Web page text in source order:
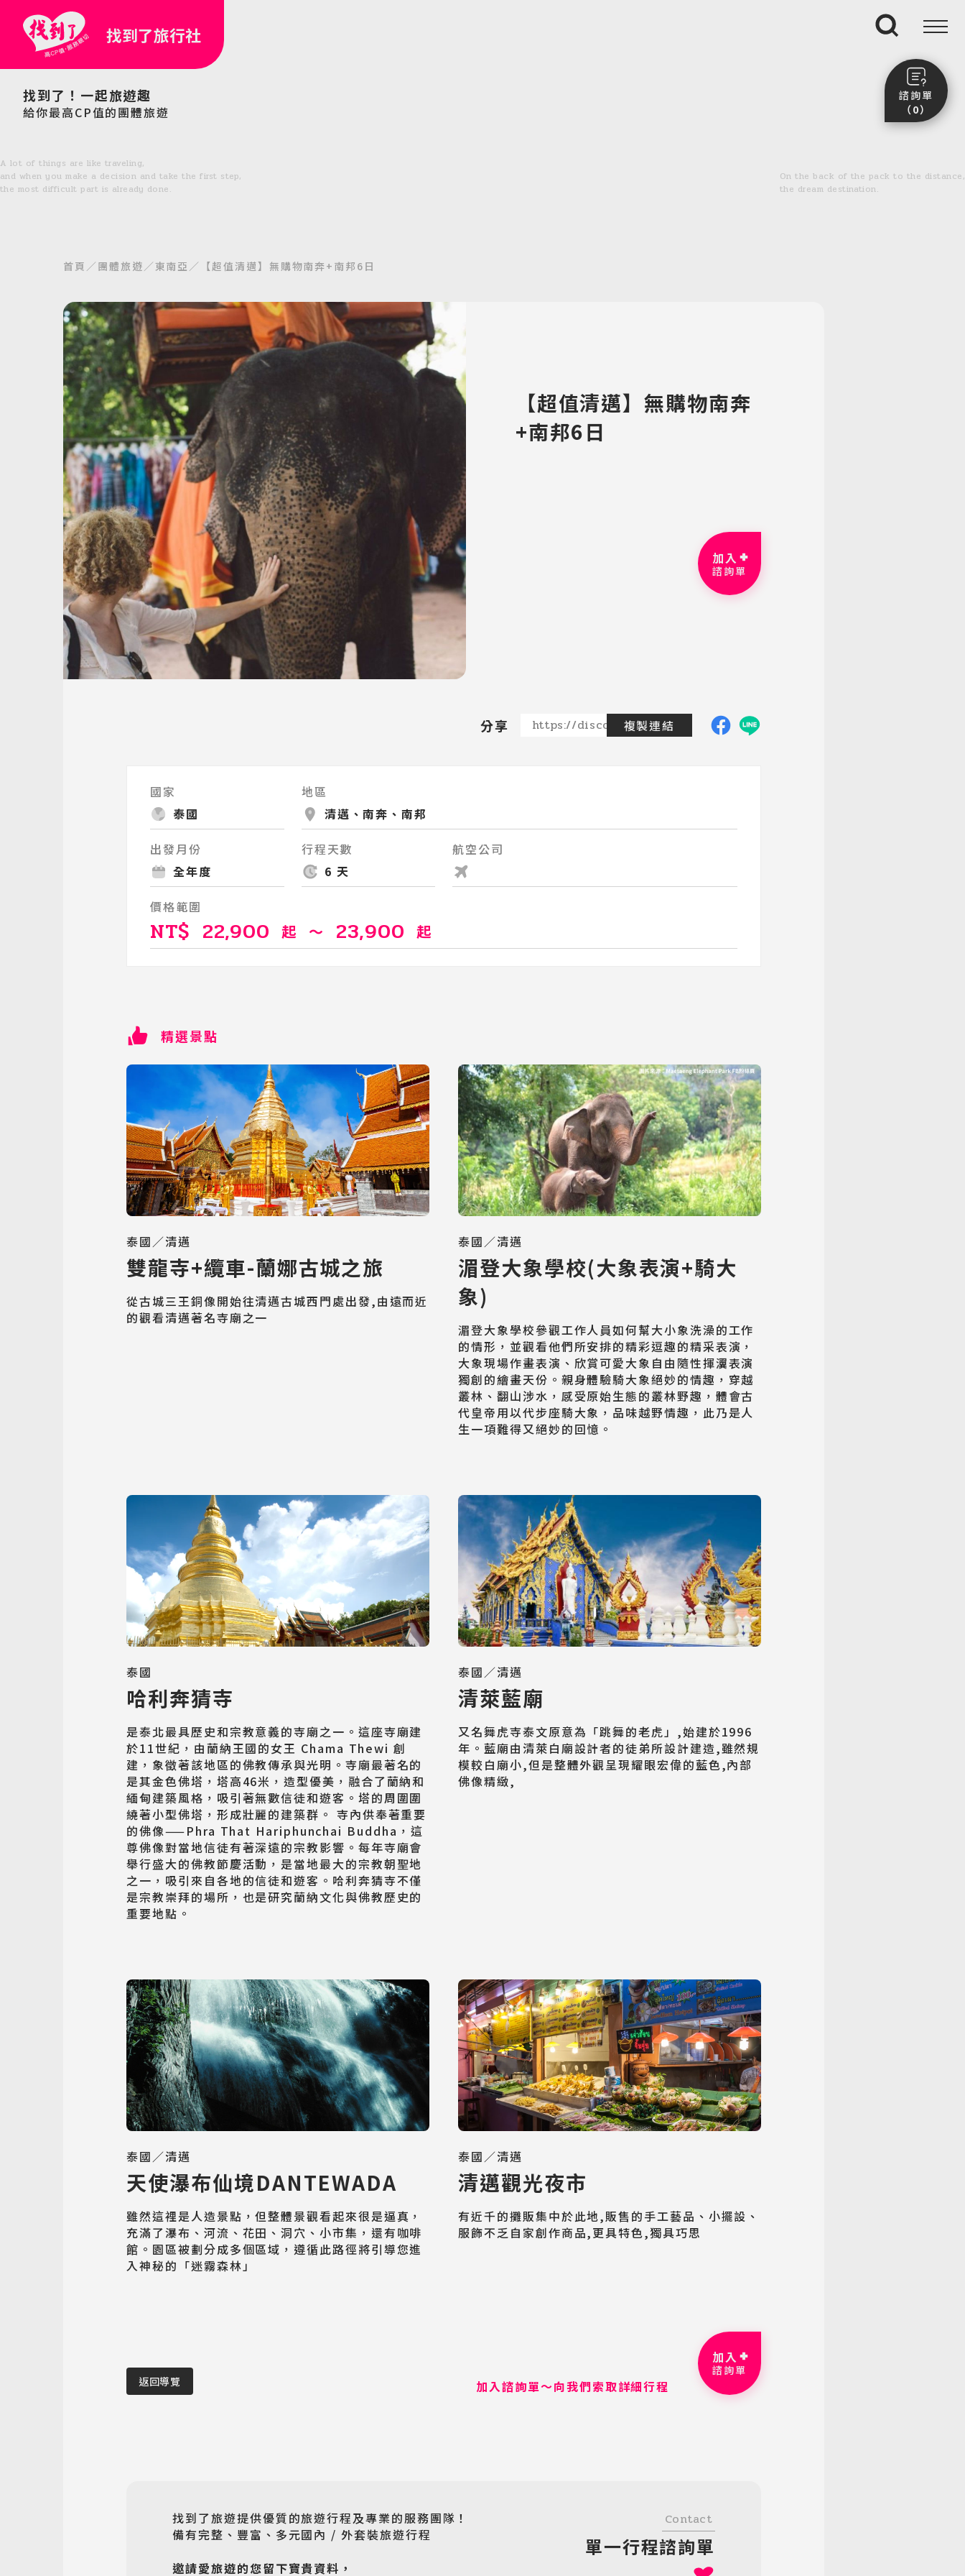
找到了旅行社
找到了！一起旅遊趣
給你最高CP值的團體旅遊
Southeast Asia
歐洲旅遊
Europe
郵輪旅遊
Cruiseship
最新消息
Announcement
客製旅遊
Customized Tour
搜尋
諮詢單
（0）
前往諮詢單頁面
A lot of things are like traveling,
and when you make a decision and take the first step,
the most difficult part is already done.
On the back of the pack to the distance,
the dream destination.
首頁 團體旅遊 東南亞 【超值清邁】無購物南奔+南邦6日
【超值清邁】無購物南奔
+南邦6日
加入
諮詢單
分享 https://discoveredtravel.com.tw/group-tour/detail/
複製連結
國家
泰國
地區
清邁、南奔、南邦
出發月份
全年度
行程天數
6 天
航空公司
價格範圍
NT$ 22,900 起 ～ 23,900 起
精選景點
泰國／清邁
雙龍寺+纜車-蘭娜古城之旅
從古城三王銅像開始往清邁古城西門處出發,由遠而近
的觀看清邁著名寺廟之一
泰國／清邁
湄登大象學校(大象表演+騎大
象)
湄登大象學校參觀工作人員如何幫大小象洗澡的工作
的情形，並觀看他們所安排的精彩逗趣的精采表演，
大象現場作畫表演、欣賞可愛大象自由隨性揮瀷表演
獨創的繪畫天份。親身體驗騎大象絕妙的情趣，穿越
叢林、翻山涉水，感受原始生態的叢林野趣，體會古
代皇帝用以代步座騎大象，品味越野情趣，此乃是人
生一項難得又絕妙的回憶。
泰國
哈利奔猜寺
是泰北最具歷史和宗教意義的寺廟之一。這座寺廟建
於11世紀，由蘭納王國的女王 Chama Thewi 創
建，象徵著該地區的佛教傳承與光明。寺廟最著名的
是其金色佛塔，塔高46米，造型優美，融合了蘭納和
緬甸建築風格，吸引著無數信徒和遊客。塔的周圍圍
繞著小型佛塔，形成壯麗的建築群。 寺內供奉著重要
的佛像——Phra That Hariphunchai Buddha，這
尊佛像對當地信徒有著深遠的宗教影響。每年寺廟會
舉行盛大的佛教節慶活動，是當地最大的宗教朝聖地
之一，吸引來自各地的信徒和遊客。哈利奔猜寺不僅
是宗教崇拜的場所，也是研究蘭納文化與佛教歷史的
重要地點。
泰國／清邁
清萊藍廟
又名舞虎寺泰文原意為「跳舞的老虎」,始建於1996
年。藍廟由清萊白廟設計者的徒弟所設計建造,雖然規
模較白廟小,但是整體外觀呈現耀眼宏偉的藍色,內部
佛像精緻,
泰國／清邁
天使瀑布仙境DANTEWADA
雖然這裡是人造景點，但整體景觀看起來很是逼真，
充滿了瀑布、河流、花田、洞穴、小市集，還有咖啡
館。園區被劃分成多個區域，遵循此路徑將引導您進
入神秘的「迷霧森林」
泰國／清邁
清邁觀光夜市
有近千的攤販集中於此地,販售的手工藝品、小擺設、
服飾不乏自家創作商品,更具特色,獨具巧思
返回導覽 加入諮詢單～向我們索取詳細行程
加入
諮詢單
找到了旅遊提供優質的旅遊行程及專業的服務團隊！
備有完整、豐富、多元國內 / 外套裝旅遊行程
邀請愛旅遊的您留下寶貴資料，
Contact
單一行程諮詢單